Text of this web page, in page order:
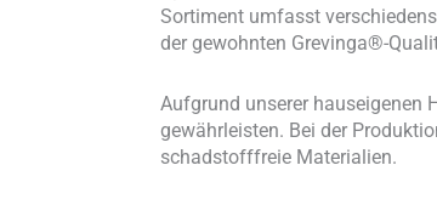
Sortiment umfasst
der gewohnten Grevinga®-
Aufgrund unserer hauseigenen
gewährleisten. Bei der
schadstofffreie Materialien.
Menge